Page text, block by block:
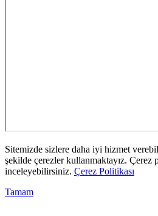
Sitemizde sizlere daha iyi hizmet
şekilde çerezler kullanmaktayız. Çerez
inceleyebilirsiniz. Çerez Politikası
Tamam